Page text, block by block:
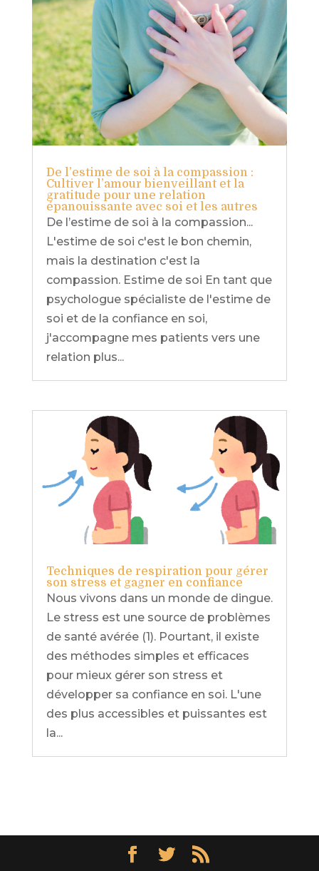
De l’estime de soi à la compassion :
Cultiver l’amour bienveillant et la
gratitude pour une relation
épanouissante avec soi et les autres
De l’estime de soi à la compassion...
L'estime de soi c'est le bon chemin,
mais la destination c'est la
compassion. Estime de soi En tant que
psychologue spécialiste de l'estime de
soi et de la confiance en soi,
j'accompagne mes patients vers une
relation plus...
Techniques de respiration pour gérer
son stress et gagner en confiance
Nous vivons dans un monde de dingue.
Le stress est une source de problèmes
de santé avérée (1). Pourtant, il existe
des méthodes simples et efficaces
pour mieux gérer son stress et
développer sa confiance en soi. L'une
des plus accessibles et puissantes est
la...